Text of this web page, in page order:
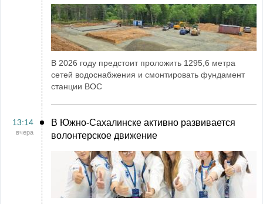
В 2026 году предстоит проложить 1295,6 метра
сетей водоснабжения и смонтировать фундамент
станции ВОС
13:14
вчера
В Южно-Сахалинске активно развивается
волонтерское движение